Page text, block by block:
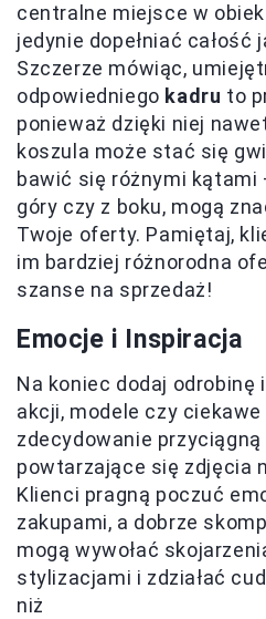
centralne miejsce w
jedynie dopełniać
Szczerze mówiąc,
odpowiedniego kadru to
ponieważ dzięki niej
koszula może stać się
bawić się różnymi kątami
góry czy z boku, mogą
Twoje oferty. Pamiętaj,
im bardziej różnorodna
szanse na sprzedaż!
Emocje i Inspiracja
Na koniec dodaj odrobinę
akcji, modele czy
zdecydowanie
powtarzające się zdjęcia
Klienci pragną poczuć
zakupami, a dobrze
mogą wywołać
stylizacjami i zdziałać
niż